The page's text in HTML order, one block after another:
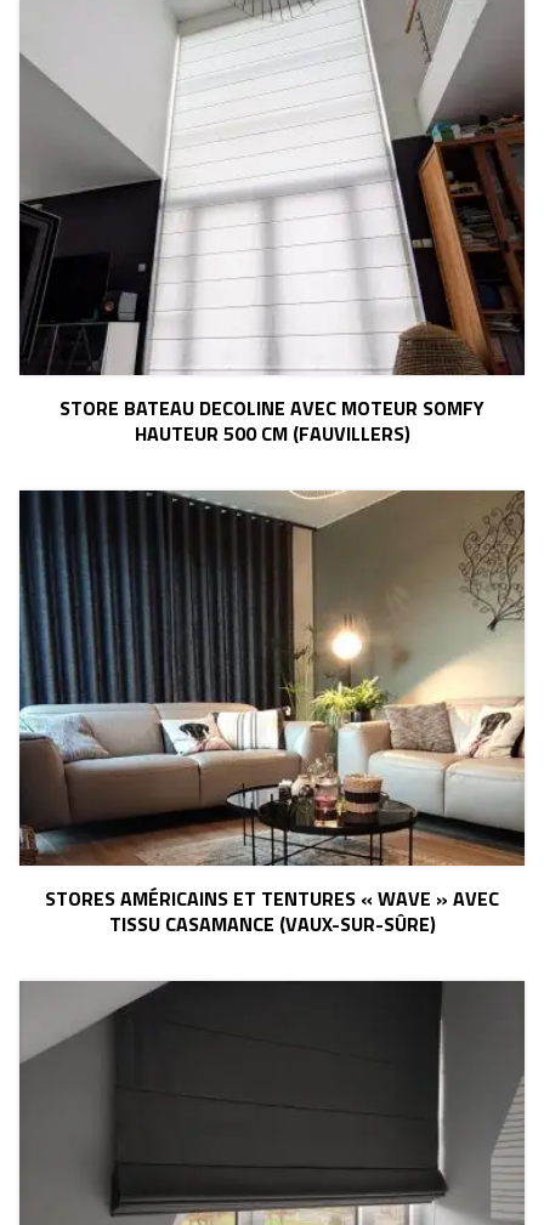
STORE BATEAU DECOLINE AVEC MOTEUR SOMFY
HAUTEUR 500 CM (FAUVILLERS)
STORES AMÉRICAINS ET TENTURES « WAVE » AVEC
TISSU CASAMANCE (VAUX-SUR-SÛRE)